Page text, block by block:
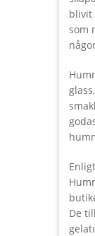
blivit
som
De